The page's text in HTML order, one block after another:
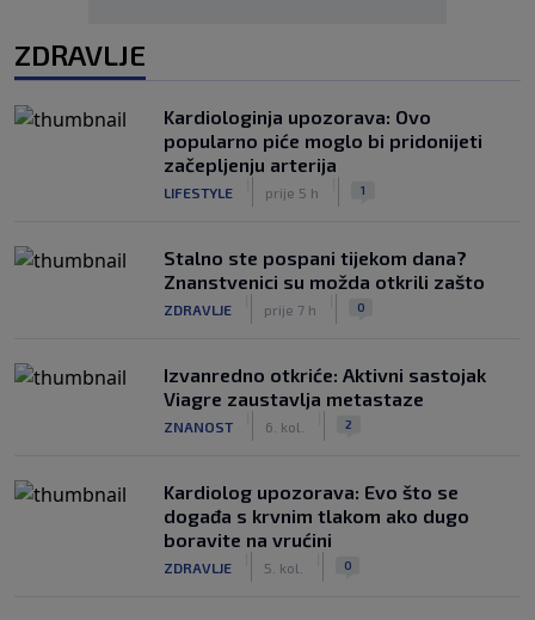
ZDRAVLJE
Kardiologinja upozorava: Ovo
popularno piće moglo bi pridonijeti
začepljenju arterija
LIFESTYLE prije 5 h 1
Stalno ste pospani tijekom dana?
Znanstvenici su možda otkrili zašto
ZDRAVLJE prije 7 h 0
Izvanredno otkriće: Aktivni sastojak
Viagre zaustavlja metastaze
ZNANOST 6. kol. 2
Kardiolog upozorava: Evo što se
događa s krvnim tlakom ako dugo
boravite na vrućini
ZDRAVLJE 5. kol. 0